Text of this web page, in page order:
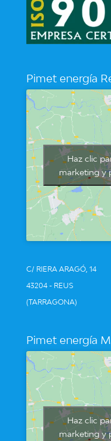
Pimet energía
Haz clic
marketing y
C/ RIERA ARAGÓ, 14
43204 - REUS
(TARRAGONA)
Pimet energía
Haz clic
marketing y